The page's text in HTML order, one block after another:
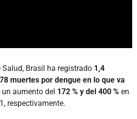
Brasil ha registrado 1,4
muertes por dengue en lo que va
un aumento del 172 % y del 400 % en
respectivamente.